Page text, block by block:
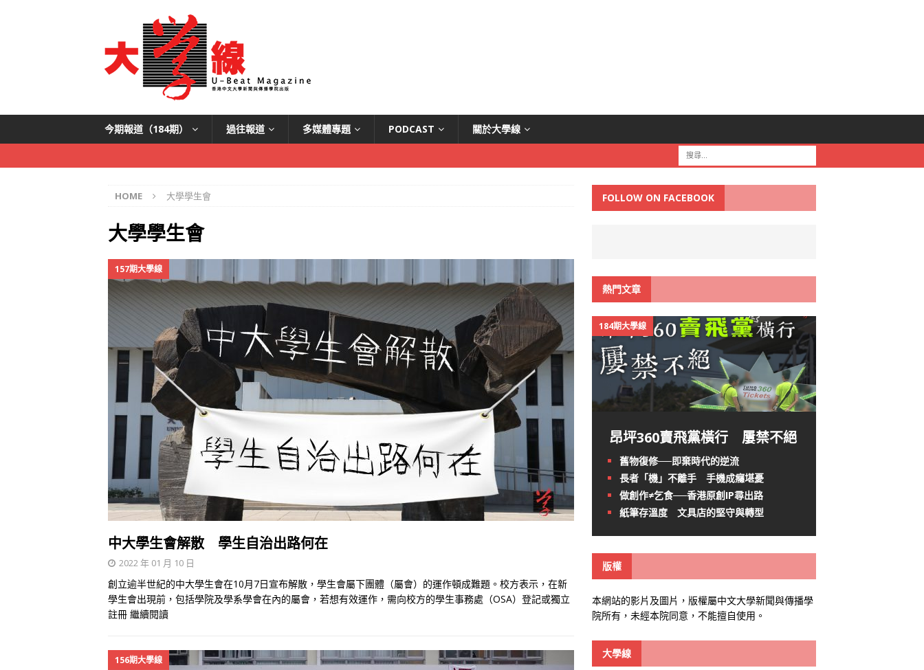
今期報道（184期） 過往報道 多媒體專題 PODCAST 關於大學線
HOME 大學學生會
大學學生會
157期大學線
中大學生會解散 學生自治出路何在
2022 年 01 月 10 日
創立逾半世紀的中大學生會在10月7日宣布解散，學生會屬下團體（屬會）的運作頓成難題。校方表示，在新
學生會出現前，包括學院及學系學會在內的屬會，若想有效運作，需向校方的學生事務處（OSA）登記或獨立
註冊 繼續閱讀
156期大學線
FOLLOW ON FACEBOOK
熱門文章
184期大學線
昂坪360賣飛黨橫行 屢禁不絕
舊物復修──即棄時代的逆流
長者「機」不離手 手機成癮堪憂
做創作≠乞食──香港原創IP尋出路
紙筆存溫度 文具店的堅守與轉型
版權
本網站的影片及圖片，版權屬中文大學新聞與傳播學
院所有，未經本院同意，不能擅自使用。
大學線